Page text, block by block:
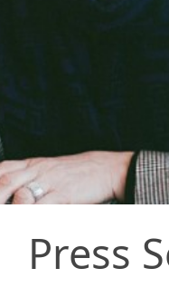
Press